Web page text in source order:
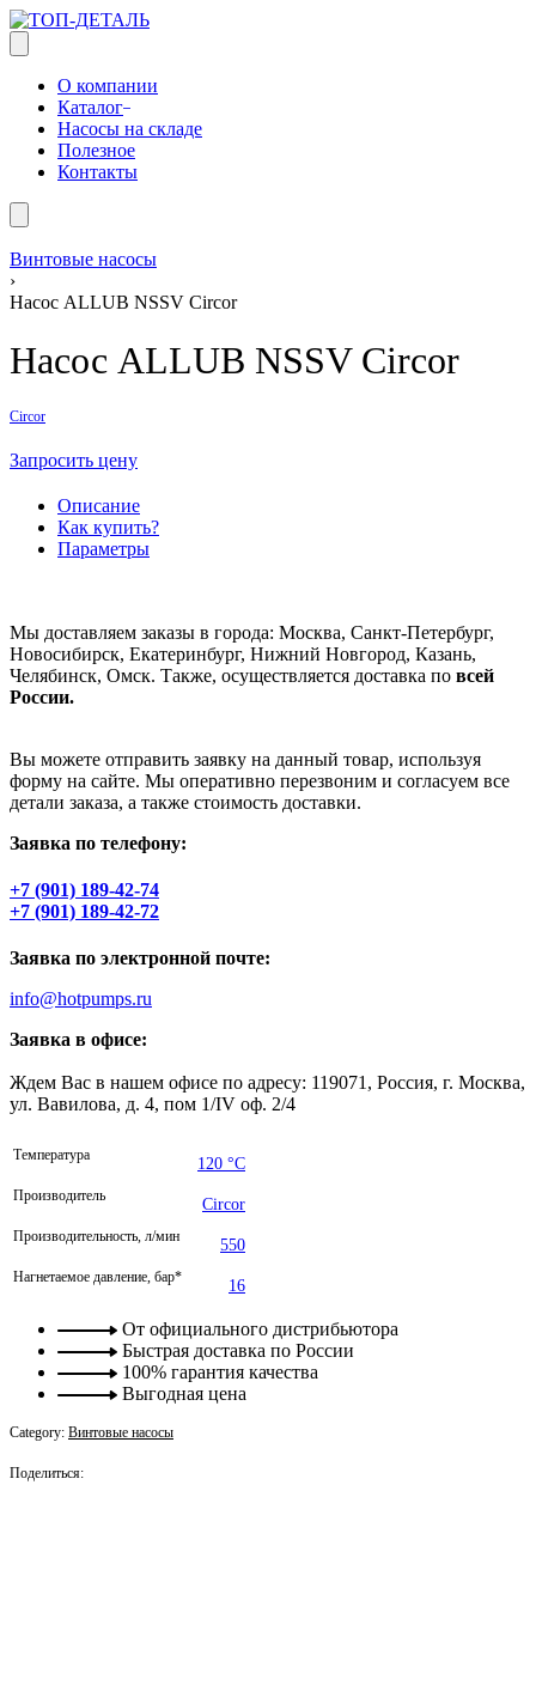
О компании
Каталог
Насосы на складе
Полезное
Контакты
Винтовые насосы
›
Насос ALLUB NSSV Circor
Насос ALLUB NSSV Circor
Circor
Запросить цену
Описание
Как купить?
Параметры
Мы доставляем заказы в города: Москва, Санкт-Петербург,
Новосибирск, Екатеринбург, Нижний Новгород, Казань,
Челябинск, Омск. Также, осуществляется доставка по всей
России.
Вы можете отправить заявку на данный товар, используя
форму на сайте. Мы оперативно перезвоним и согласуем все
детали заказа, а также стоимость доставки.
Заявка по телефону:
+7 (901) 189-42-74
+7 (901) 189-42-72
Заявка по электронной почте:
info@hotpumps.ru
Заявка в офисе:
Ждем Вас в нашем офисе по адресу: 119071, Россия, г. Москва,
ул. Вавилова, д. 4, пом 1/IV оф. 2/4
Температура 120 °C
Производитель Circor
Производительность, л/мин 550
Нагнетаемое давление, бар* 16
От официального дистрибьютора
Быстрая доставка по России
100% гарантия качества
Выгодная цена
Category: Винтовые насосы
Поделиться: